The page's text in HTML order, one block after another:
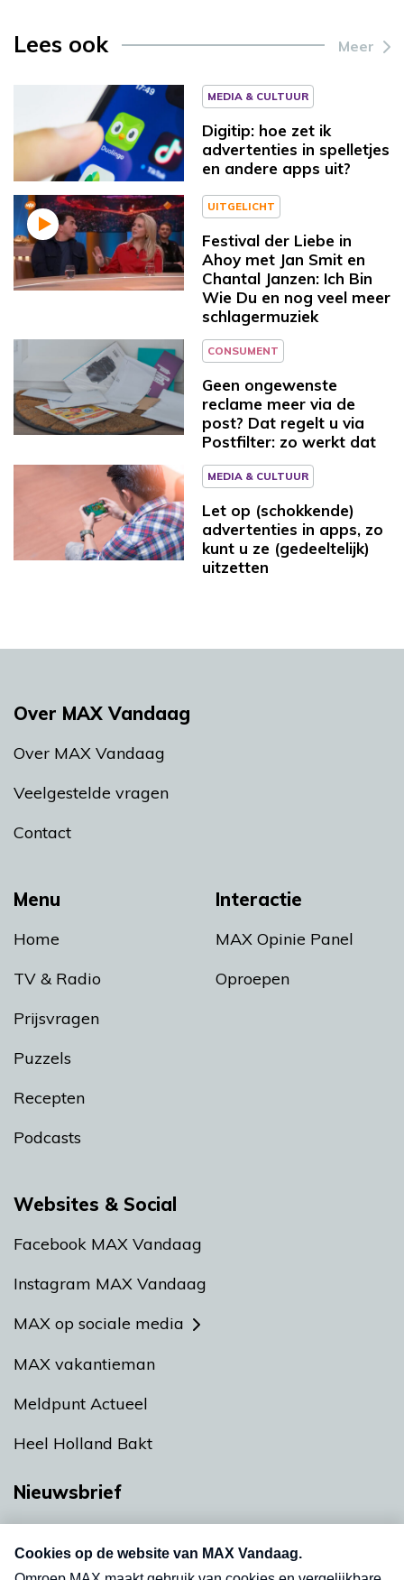
Lees ook Meer
MEDIA & CULTUUR
Digitip: hoe zet ik
advertenties in spelletjes
en andere apps uit?
UITGELICHT
Festival der Liebe in
Ahoy met Jan Smit en
Chantal Janzen: Ich Bin
Wie Du en nog veel meer
schlagermuziek
CONSUMENT
Geen ongewenste
reclame meer via de
post? Dat regelt u via
Postfilter: zo werkt dat
MEDIA & CULTUUR
Let op (schokkende)
advertenties in apps, zo
kunt u ze (gedeeltelijk)
uitzetten
Menu
Home
TV & Radio
Prijsvragen
Puzzels
Recepten
Podcasts
Interactie
MAX Opinie Panel
Oproepen
Over MAX Vandaag
Over MAX Vandaag
Veelgestelde vragen
Contact
Websites & Social
Facebook MAX Vandaag
Instagram MAX Vandaag
MAX op sociale media
MAX vakantieman
Meldpunt Actueel
Heel Holland Bakt
Nieuwsbrief
nieuwsbrief. Elke vrijdag- en dinsdagochtend in
uw mailbox.